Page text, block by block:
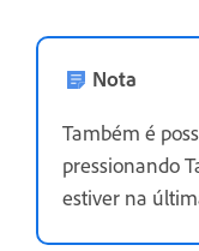
Nota
Também é
pressionando
estiver na